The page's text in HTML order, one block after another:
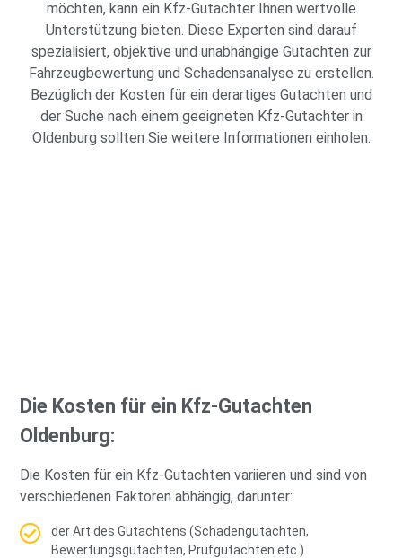
möchten, kann ein Kfz-Gutachter Ihnen wertvolle
Unterstützung bieten. Diese Experten sind darauf
spezialisiert, objektive und unabhängige Gutachten zur
Fahrzeugbewertung und Schadensanalyse zu erstellen.
Bezüglich der Kosten für ein derartiges Gutachten und
der Suche nach einem geeigneten Kfz-Gutachter in
Oldenburg sollten Sie weitere Informationen einholen.
Die Kosten für ein Kfz-Gutachten
Oldenburg:
Die Kosten für ein Kfz-Gutachten variieren und sind von
verschiedenen Faktoren abhängig, darunter:
der Art des Gutachtens (Schadengutachten,
Bewertungsgutachten, Prüfgutachten etc.)